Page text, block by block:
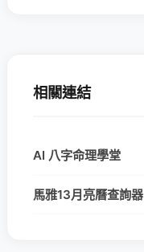
相關連結
AI 八字命理學堂
馬雅13月亮曆查詢器